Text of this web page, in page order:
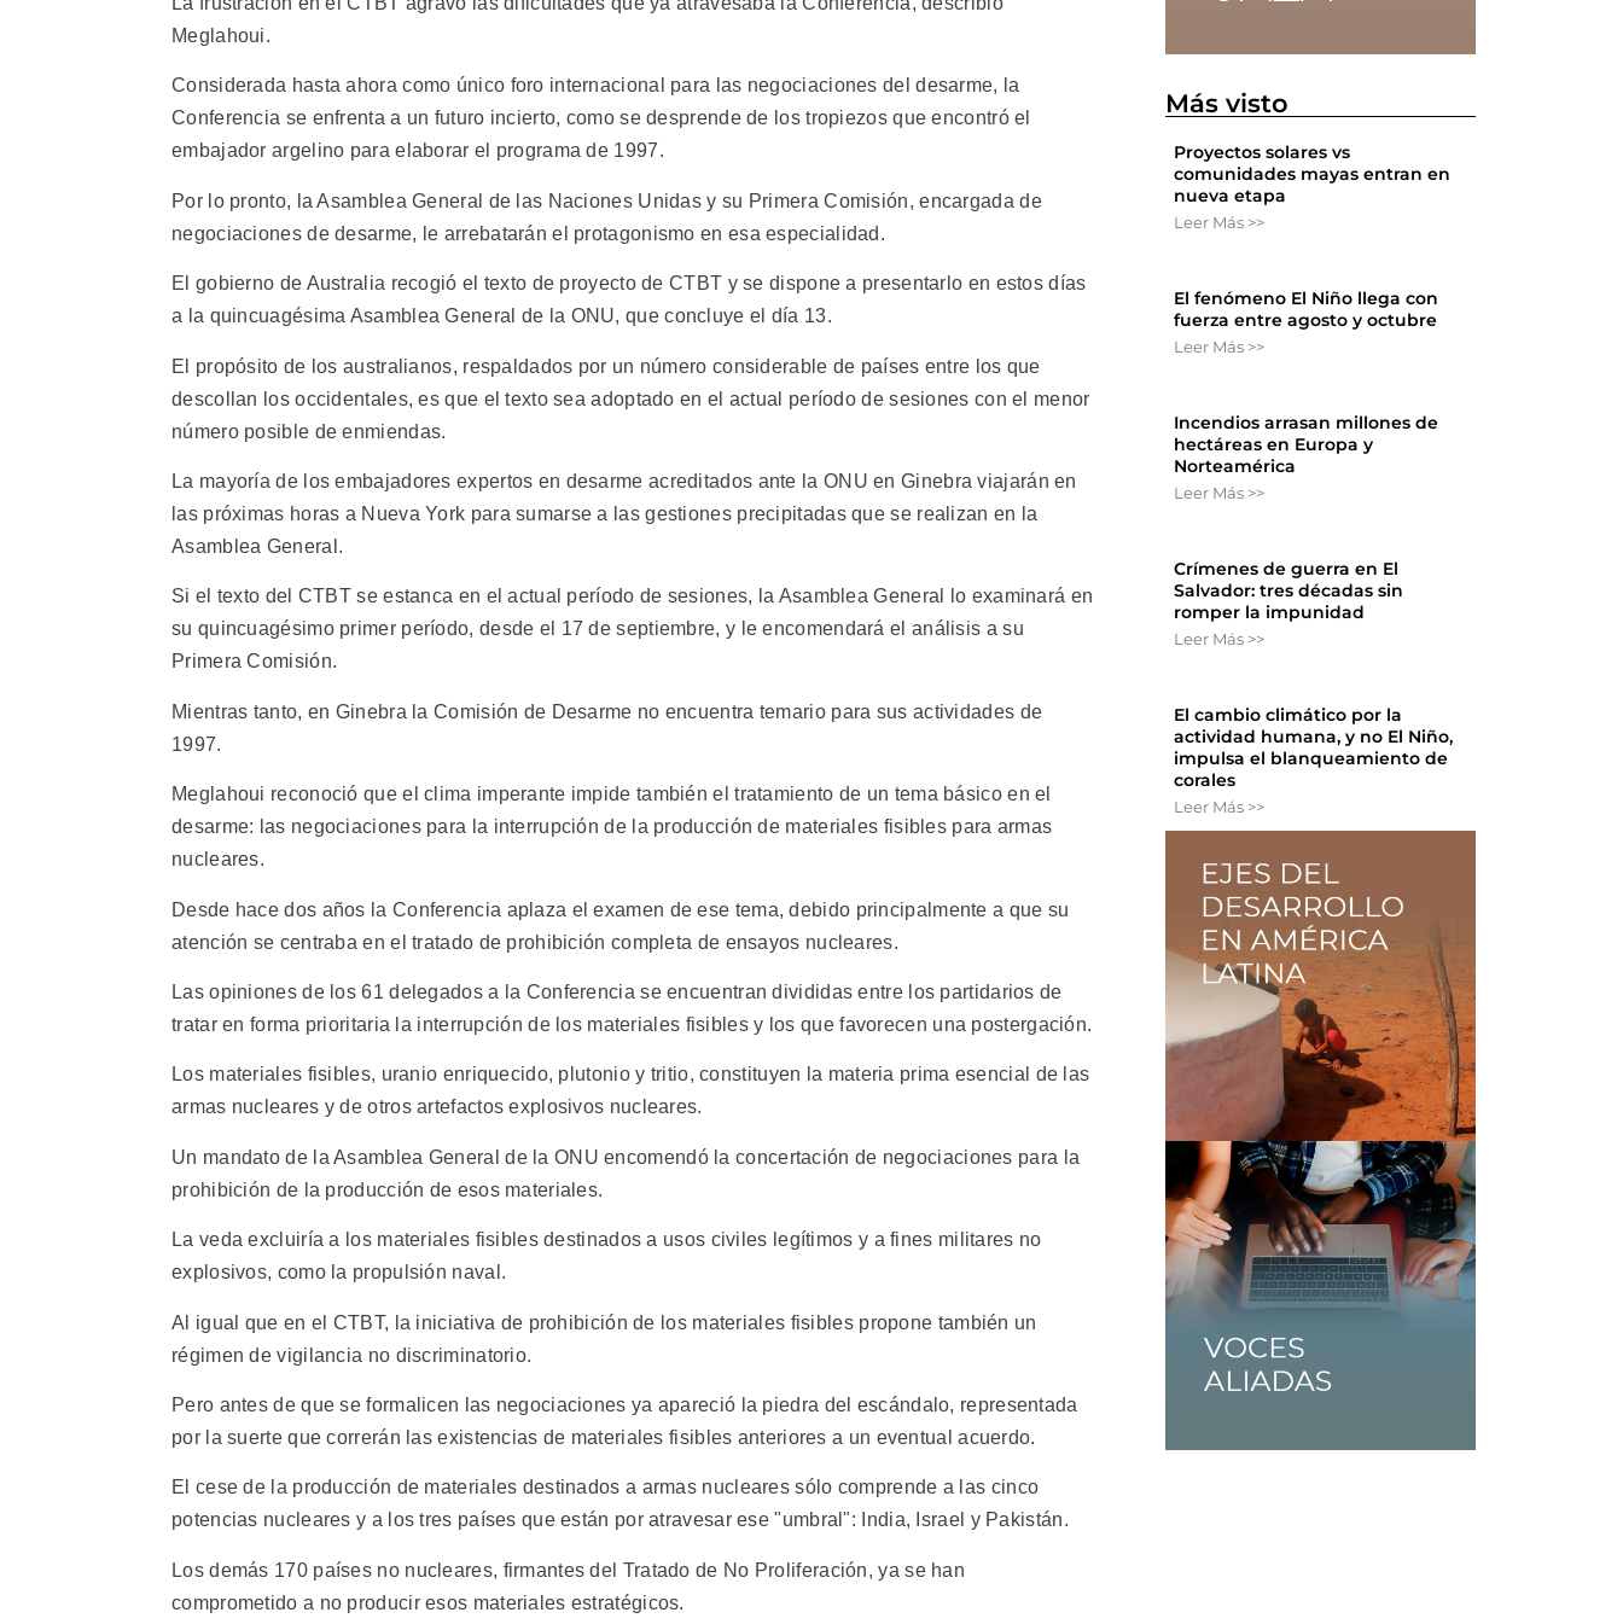
Meglahoui.
Considerada hasta ahora como único foro internacional para las negociaciones del desarme, la
Conferencia se enfrenta a un futuro incierto, como se desprende de los tropiezos que encontró el
embajador argelino para elaborar el programa de 1997.
Por lo pronto, la Asamblea General de las Naciones Unidas y su Primera Comisión, encargada de
negociaciones de desarme, le arrebatarán el protagonismo en esa especialidad.
El gobierno de Australia recogió el texto de proyecto de CTBT y se dispone a presentarlo en estos días
a la quincuagésima Asamblea General de la ONU, que concluye el día 13.
El propósito de los australianos, respaldados por un número considerable de países entre los que
descollan los occidentales, es que el texto sea adoptado en el actual período de sesiones con el menor
número posible de enmiendas.
La mayoría de los embajadores expertos en desarme acreditados ante la ONU en Ginebra viajarán en
las próximas horas a Nueva York para sumarse a las gestiones precipitadas que se realizan en la
Asamblea General.
Si el texto del CTBT se estanca en el actual período de sesiones, la Asamblea General lo examinará en
su quincuagésimo primer período, desde el 17 de septiembre, y le encomendará el análisis a su
Primera Comisión.
Mientras tanto, en Ginebra la Comisión de Desarme no encuentra temario para sus actividades de
1997.
Meglahoui reconoció que el clima imperante impide también el tratamiento de un tema básico en el
desarme: las negociaciones para la interrupción de la producción de materiales fisibles para armas
nucleares.
Desde hace dos años la Conferencia aplaza el examen de ese tema, debido principalmente a que su
atención se centraba en el tratado de prohibición completa de ensayos nucleares.
Las opiniones de los 61 delegados a la Conferencia se encuentran divididas entre los partidarios de
tratar en forma prioritaria la interrupción de los materiales fisibles y los que favorecen una postergación.
Los materiales fisibles, uranio enriquecido, plutonio y tritio, constituyen la materia prima esencial de las
armas nucleares y de otros artefactos explosivos nucleares.
Un mandato de la Asamblea General de la ONU encomendó la concertación de negociaciones para la
prohibición de la producción de esos materiales.
La veda excluiría a los materiales fisibles destinados a usos civiles legítimos y a fines militares no
explosivos, como la propulsión naval.
Al igual que en el CTBT, la iniciativa de prohibición de los materiales fisibles propone también un
régimen de vigilancia no discriminatorio.
Pero antes de que se formalicen las negociaciones ya apareció la piedra del escándalo, representada
por la suerte que correrán las existencias de materiales fisibles anteriores a un eventual acuerdo.
El cese de la producción de materiales destinados a armas nucleares sólo comprende a las cinco
potencias nucleares y a los tres países que están por atravesar ese "umbral": India, Israel y Pakistán.
Los demás 170 países no nucleares, firmantes del Tratado de No Proliferación, ya se han
comprometido a no producir esos materiales estratégicos.
Más visto
Proyectos solares vs
comunidades mayas entran en
nueva etapa
Leer Más >>
El fenómeno El Niño llega con
fuerza entre agosto y octubre
Leer Más >>
Incendios arrasan millones de
hectáreas en Europa y
Norteamérica
Leer Más >>
Crímenes de guerra en El
Salvador: tres décadas sin
romper la impunidad
Leer Más >>
El cambio climático por la
actividad humana, y no El Niño,
impulsa el blanqueamiento de
corales
Leer Más >>